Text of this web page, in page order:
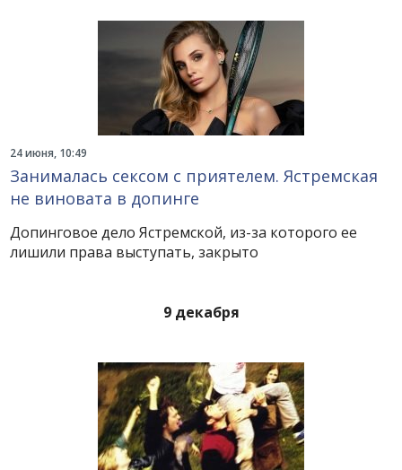
24 июня, 10:49
Занималась сексом с приятелем. Ястремская
не виновата в допинге
Допинговое дело Ястремской, из-за которого ее
лишили права выступать, закрыто
9 декабря